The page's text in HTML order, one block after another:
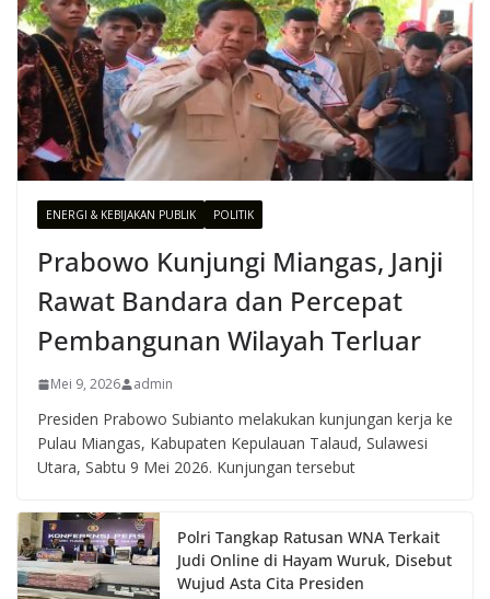
ENERGI & KEBIJAKAN PUBLIK POLITIK
Prabowo Kunjungi Miangas, Janji
Rawat Bandara dan Percepat
Pembangunan Wilayah Terluar
Mei 9, 2026 admin
Presiden Prabowo Subianto melakukan kunjungan kerja ke
Pulau Miangas, Kabupaten Kepulauan Talaud, Sulawesi
Utara, Sabtu 9 Mei 2026. Kunjungan tersebut
Polri Tangkap Ratusan WNA Terkait
Judi Online di Hayam Wuruk, Disebut
Wujud Asta Cita Presiden